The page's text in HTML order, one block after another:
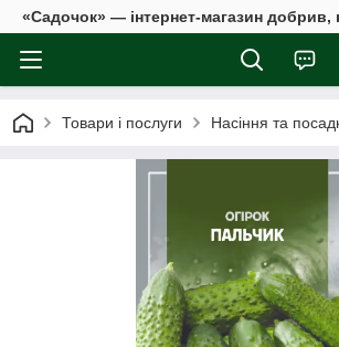
«Садочок» — інтернет-магазин добрив,
Товари і послуги Насіння та